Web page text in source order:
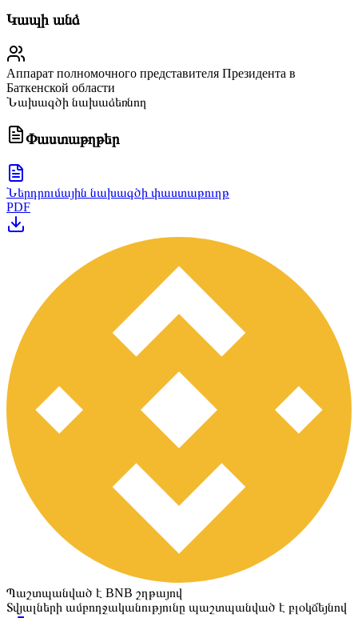
Կապի անձ
Аппарат полномочного представителя Президента в
Баткенской области
Նախագծի նախաձեռնող
Փաստաթղթեր
Ներդրումային նախագծի փաստաթուղթ
PDF
Պաշտպանված է BNB շղթայով
Տվյալների ամբողջականությունը պաշտպանված է բլօկճեյնով